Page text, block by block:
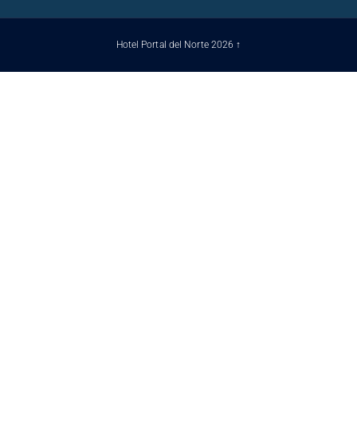
Hotel Portal del Norte 2026 ↑